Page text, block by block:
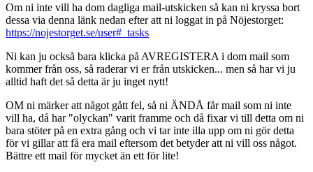
Om ni inte vill ha dom dagliga mail-utskicken så kan ni kryssa bort
dessa via denna länk nedan efter att ni loggat in på Nöjestorget:
https://nojestorget.se/user#_tasks
Ni kan ju också bara klicka på AVREGISTERA i dom mail som
kommer från oss, så raderar vi er från utskicken... men så har vi ju
alltid haft det så detta är ju inget nytt!
OM ni märker att något gått fel, så ni ÄNDÅ får mail som ni inte
vill ha, då har "olyckan" varit framme och då fixar vi till detta om ni
bara stöter på en extra gång och vi tar inte illa upp om ni gör detta
för vi gillar att få era mail eftersom det betyder att ni vill oss något.
Bättre ett mail för mycket än ett för lite!